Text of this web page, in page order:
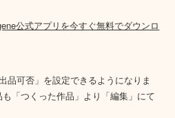
公式アプリを今すぐ無料でダウンロ
品可否」を設定できるようになりま
「つくった作品」より「編集」にて